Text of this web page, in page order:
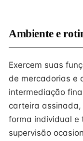
Ambiente e
Exercem suas
de mercadorias e
intermediação
carteira assinada,
forma individual e
supervisão